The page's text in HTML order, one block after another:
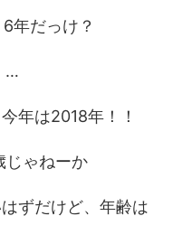
年だっけ？
…
年は2018年！！
じゃねーか
ずだけど、年齢は